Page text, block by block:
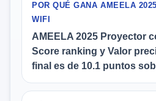
POR QUÉ GANA AMEELA
WIFI
AMEELA 2025 Proyector
Score ranking y Valor
final es de 10.1 puntos